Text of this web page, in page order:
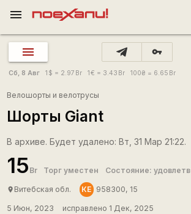
menu
vpn_key
Сб, 8 Авг 1 $ = 2.97 Br 1€ = 3.43 Br 100₴ = 6.65 Br
Велошорты и велотрусы
Шорты Giant
В архиве. Будет удалено: Вт, 31 Мар 21:22.
15 Br Торг уместен Состояние:
place Витебская обл. КЕ 958300, 15
5 Июн, 2023
исправлено 1 Дек, 2025